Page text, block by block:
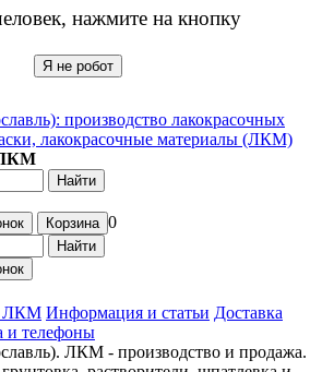
нажмите на кнопку
Я не робот
ЛКМ
Найти
Корзина 0
Найти
ЛКМ Информация и статьи Доставка
и телефоны